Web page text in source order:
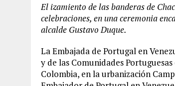
El izamiento de las banderas de
celebraciones, en una ceremonia
alcalde Gustavo Duque.
La Embajada de Portugal en
y de las Comunidades
Colombia, en la urbanización